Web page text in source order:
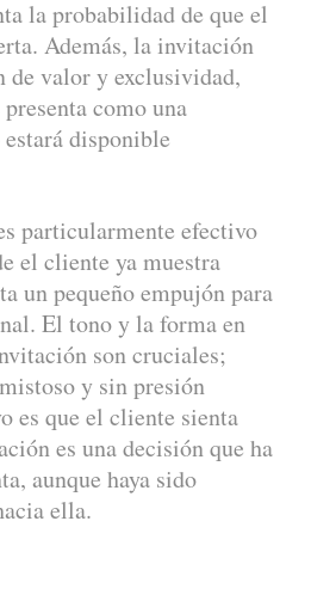
la probabilidad de que el
Además, la invitación
de valor y exclusividad,
como una
disponible
particularmente efectivo
el cliente ya muestra
un pequeño empujón para
El tono y la forma en
son cruciales;
y sin presión
es que el cliente sienta
es una decisión que ha
aunque haya sido
ella.